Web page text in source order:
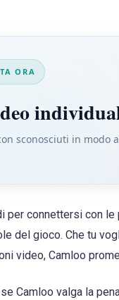
ORA
sconosciuti in modo
per connettersi con
del gioco. Che tu
video, Camloo
Camloo valga la